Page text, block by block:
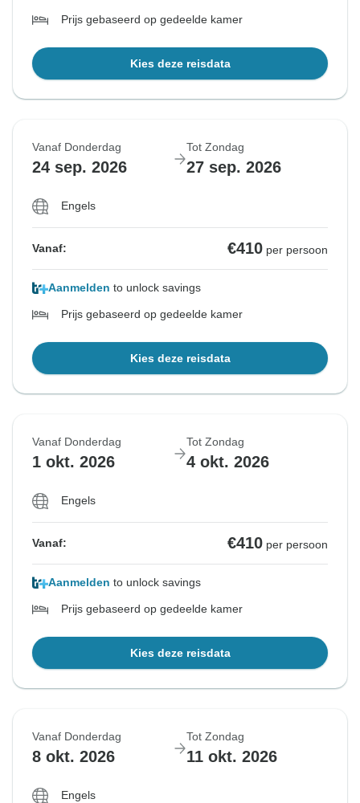
Prijs gebaseerd op gedeelde kamer
Kies deze reisdata
Vanaf Donderdag
24 sep. 2026
Tot Zondag
27 sep. 2026
Engels
Vanaf: €410 per persoon
Aanmelden to unlock savings
Prijs gebaseerd op gedeelde kamer
Kies deze reisdata
Vanaf Donderdag
1 okt. 2026
Tot Zondag
4 okt. 2026
Engels
Vanaf: €410 per persoon
Aanmelden to unlock savings
Prijs gebaseerd op gedeelde kamer
Kies deze reisdata
Vanaf Donderdag
8 okt. 2026
Tot Zondag
11 okt. 2026
Engels